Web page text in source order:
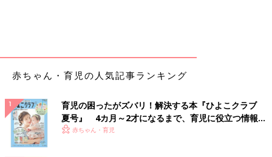
赤ちゃん・育児の人気記事ランキング
育児の困ったがズバリ！解決する本『ひよこクラブ
夏号』 4カ月～2才になるまで、育児に役立つ情報が
いっぱい！
赤ちゃん・育児